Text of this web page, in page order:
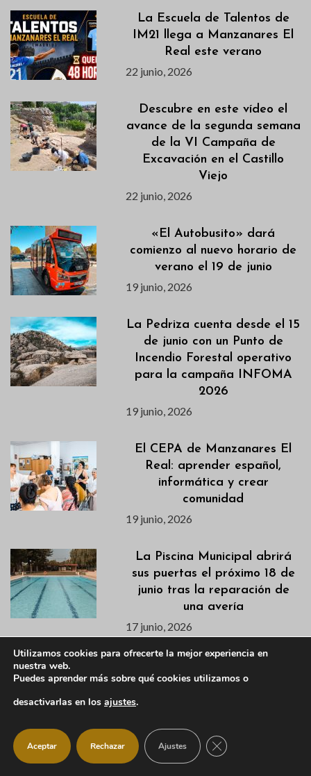
La Escuela de Talentos de
IM21 llega a Manzanares El
Real este verano
22 junio, 2026
Descubre en este vídeo el
avance de la segunda semana
de la VI Campaña de
Excavación en el Castillo
Viejo
22 junio, 2026
«El Autobusito» dará
comienzo al nuevo horario de
verano el 19 de junio
19 junio, 2026
La Pedriza cuenta desde el 15
de junio con un Punto de
Incendio Forestal operativo
para la campaña INFOMA
2026
19 junio, 2026
El CEPA de Manzanares El
Real: aprender español,
informática y crear
comunidad
19 junio, 2026
La Piscina Municipal abrirá
sus puertas el próximo 18 de
junio tras la reparación de
una avería
17 junio, 2026
admitidas/os para los cursos
17 junio, 2026
Utilizamos cookies para ofrecerte la mejor experiencia en
nuestra web.
Puedes aprender más sobre qué cookies utilizamos o
desactivarlas en los ajustes.
Aceptar Rechazar Ajustes CERRAR EL